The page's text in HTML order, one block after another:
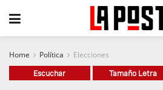
Home Política Elecciones
Escuchar Tamaño Letra